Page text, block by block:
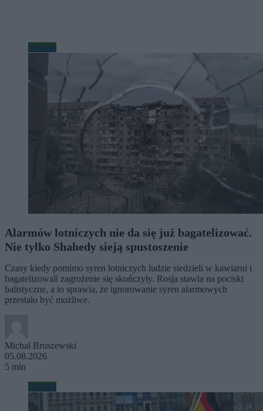
Wojsko
Alarmów lotniczych nie da się już bagatelizować.
Nie tylko Shahedy sieją spustoszenie
Czasy kiedy pomimo syren lotniczych ludzie siedzieli w kawiarni i
bagatelizowali zagrożenie się skończyły. Rosja stawia na pociski
balistyczne, a to sprawia, że ignorowanie syren alarmowych
przestało być możliwe.
Michał Bruszewski
05.08.2026
5 min
Wojsko